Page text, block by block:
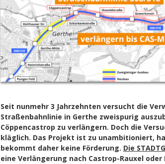
Seit nunmehr 3 Jahrzehnten versucht die
Straßenbahnlinie in Gerthe zweispurig
Cöppencastrop zu verlängern. Doch die
kläglich. Das Projekt ist zu unambitioniert,
bekommt daher keine Förderung. Die
eine Verlängerung nach Castrop-Rauxel oder